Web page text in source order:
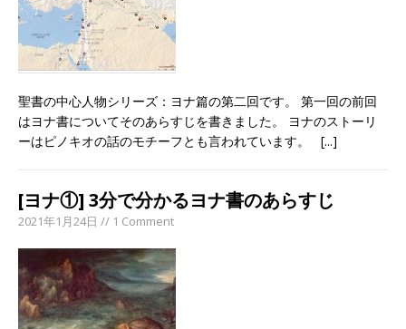
聖書の中心人物シリーズ：ヨナ篇の第二回です。 第一回の前回
はヨナ書についてそのあらすじを書きました。 ヨナのストーリ
ーはピノキオの話のモチーフとも言われています。 [...]
[ヨナ①] 3分で分かるヨナ書のあらすじ
2021年1月24日 // 1 Comment